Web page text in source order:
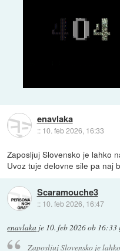
enavlaka
:: 10. feb 2026, 16:33
Zaposljuj Slovensko je lahko
Uvoz tuje delovne sile pa naj
Scaramouche3
:: 10. feb 2026, 16:47
enavlaka je 10. feb 2026 ob 16:33
Zaposljuj Slovensko je